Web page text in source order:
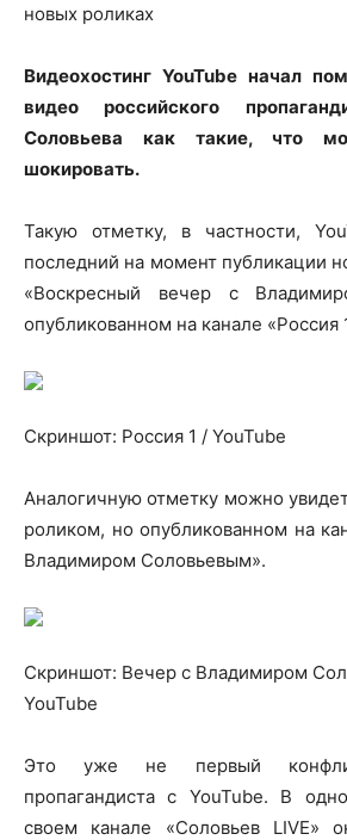
новых роликах
Видеохостинг YouTube начал
видео российского
Соловьева как такие, что
шокировать.
Такую отметку, в частности,
последний на момент публикации
«Воскресный вечер с
опубликованном на канале «Россия
Скриншот: Россия 1 / YouTube
Аналогичную отметку можно
роликом, но опубликованном на
Владимиром Соловьевым».
Скриншот: Вечер с Владимиром
YouTube
Это уже не первый
пропагандиста с YouTube. В
своем канале «Соловьев LIVE»